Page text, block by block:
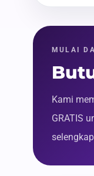
MULAI
Kami
GRATIS